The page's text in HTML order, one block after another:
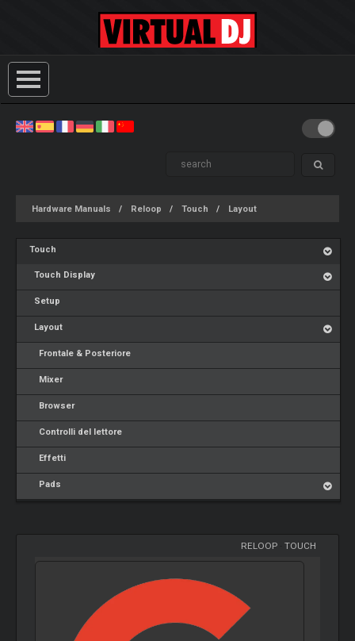
Hardware Manuals Reloop Touch Layout
Touch
Touch Display
Setup
Layout
Frontale & Posteriore
Mixer
Browser
Controlli del lettore
Effetti
Pads
RELOOP- TOUCH